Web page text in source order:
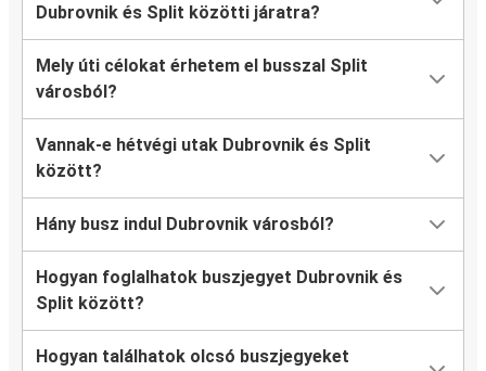
Dubrovnik és Split közötti járatra?
Mely úti célokat érhetem el busszal Split
városból?
Vannak-e hétvégi utak Dubrovnik és Split
között?
Hány busz indul Dubrovnik városból?
Hogyan foglalhatok buszjegyet Dubrovnik és
Split között?
Hogyan találhatok olcsó buszjegyeket